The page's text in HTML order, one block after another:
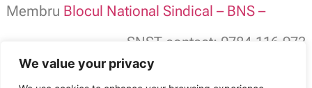
We value your privacy
Membru Blocul National Sindical – BNS –
SNST contact: 0784.116.973
office@snst.ro /